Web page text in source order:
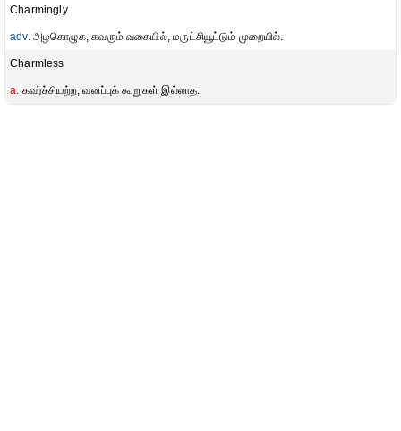
Charmingly
adv.அழகொழுக, கவரும் வகையில், மருட்சியூட்டும் முறையில்.
Charmless
a. கவர்ச்சியற்ற, வனப்புக் கூறுகள் இல்லாத.